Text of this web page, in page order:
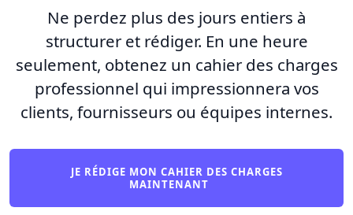
Ne perdez plus des jours entiers à
structurer et rédiger. En une heure
seulement, obtenez un cahier des charges
professionnel qui impressionnera vos
clients, fournisseurs ou équipes internes.
JE RÉDIGE MON CAHIER DES CHARGES
MAINTENANT